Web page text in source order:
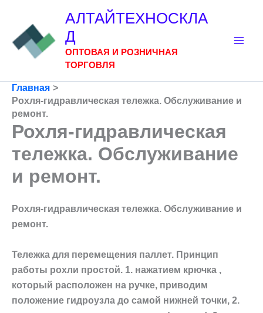
содержимому
АЛТАЙТЕХНОСКЛА
Д
ОПТОВАЯ И РОЗНИЧНАЯ
ТОРГОВЛЯ
Главная
Рохля-гидравлическая тележка. Обслуживание и
ремонт.
Рохля-гидравлическая
тележка. Обслуживание
и ремонт.
Рохля-гидравлическая тележка. Обслуживание и
ремонт.
Тележка для перемещения паллет. Принцип
работы рохли простой. 1. нажатием крючка ,
который расположен на ручке, приводим
положение гидроузла до самой нижней точки, 2.